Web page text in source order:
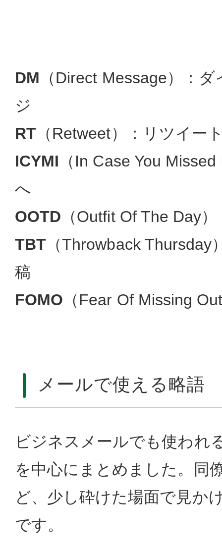
DM （Direct Message）：
ジ
RT （Retweet）：リツイー
ICYMI （In Case You
へ
OOTD （Outfit Of The Day
TBT （Throwback
稿
FOMO （Fear Of Missing
メールで使える略語
ビジネスメールでも使われ
を中心にまとめました。同
ど、少し砕けた場面で見か
です。